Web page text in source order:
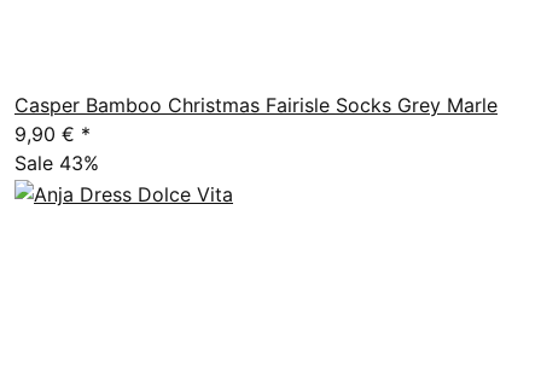
Casper Bamboo Christmas Fairisle Socks Grey Marle
9,90 € *
Sale 43%